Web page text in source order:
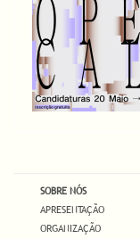
SOBRE NÓS
APRESENTAÇÃO
ORGANIZAÇÃO